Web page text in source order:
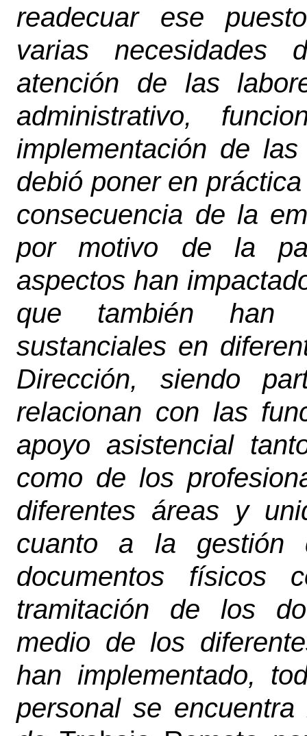
readecuar ese
varias
atención de las
administrativo,
implementación de
debió poner en
consecuencia de la
por motivo de la
aspectos han
que también han
sustanciales en
Dirección, siendo
relacionan con las
apoyo asistencial
como de los
diferentes áreas y
cuanto a la gestión
documentos físicos
tramitación de los
medio de los
han implementado,
personal se